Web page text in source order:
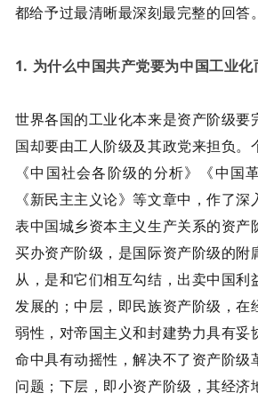
都给予过最清晰最深刻最完整的回答。
1. 为什么中国共产党要为中国工业化
世界各国的工业化本来是资产阶级要
国却要由工人阶级及其政党来担负。
《中国社会各阶级的分析》《中国
《新民主主义论》等文章中，作了
表中国城乡资本主义生产关系的资产
买办资产阶级，是国际资产阶级的附
从，是和它们相互勾结，出卖中国利
发展的；中层，即民族资产阶级，在
弱性，对帝国主义和封建势力具有妥
命中具有动摇性，解决不了资产阶级
问题；下层，即小资产阶级，其经济